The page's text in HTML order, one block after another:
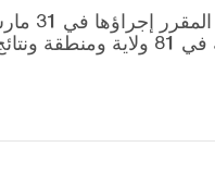
قائمة
التصويت للتحالفات التي